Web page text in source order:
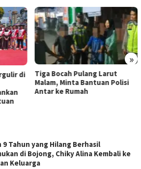
»
Larut
Polisi
Diduga Jadi Korban
Penganiayaan Pacar,
Kajen Alami Luka dan
9 Tahun yang Hilang Berhasil
di Bojong, Chiky Alina Kembali ke
Keluarga